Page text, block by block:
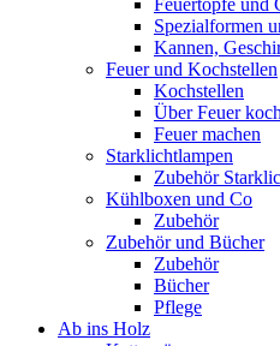
Feuertöpfe und
Spezialformen
Kannen,
Feuer und Kochstellen
Kochstellen
Über Feuer
Feuer machen
Starklichtlampen
Zubehör
Kühlboxen und Co
Zubehör
Zubehör und Bücher
Zubehör
Bücher
Pflege
Ab ins Holz